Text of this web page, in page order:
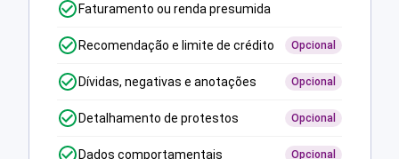
Faturamento ou renda presumida
Recomendação e limite de crédito Opcional
Dívidas, negativas e anotações Opcional
Detalhamento de protestos Opcional
Dados comportamentais Opcional